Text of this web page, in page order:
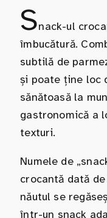
Snack-ul
îmbucătură.
subtilă de
și poate ține loc
sănătoasă la
gastronomică a
texturi.
Numele de
crocantă dată
năutul se
într-un snack